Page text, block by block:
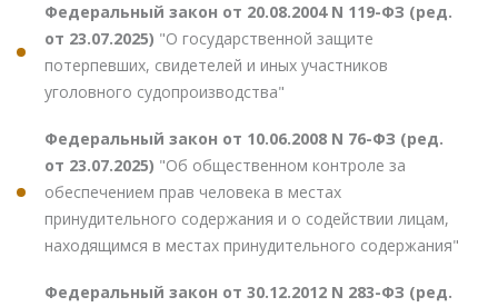
Федеральный закон от 20.08.2004 N 119-ФЗ (ред.
от 23.07.2025) "О государственной защите
потерпевших, свидетелей и иных участников
уголовного судопроизводства"
Федеральный закон от 10.06.2008 N 76-ФЗ (ред.
от 23.07.2025) "Об общественном контроле за
обеспечением прав человека в местах
принудительного содержания и о содействии лицам,
находящимся в местах принудительного содержания"
Федеральный закон от 30.12.2012 N 283-ФЗ (ред.